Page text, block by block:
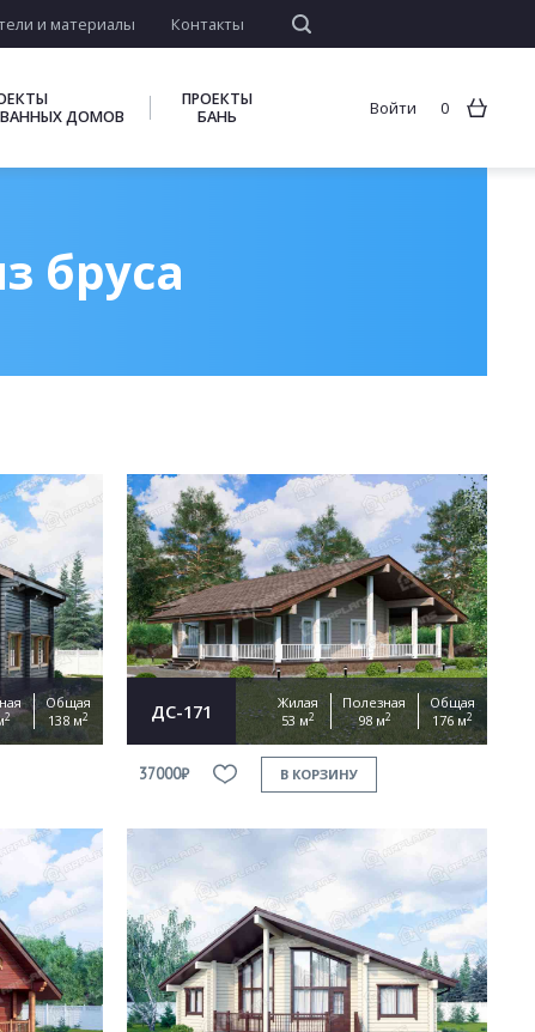
и материалы Контакты
ДОМОВ
ПРОЕКТЫ
БАНЬ
Войти 0
бруса
2
Общая
138 м2 ДС-171
Жилая
53 м2
Полезная
98 м2
Общая
176 м2
37000₽ В КОРЗИНУ